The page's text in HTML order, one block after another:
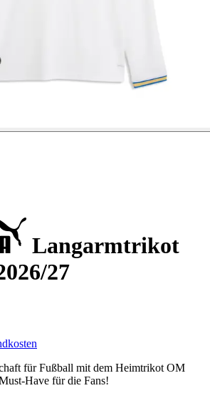
Langarmtrikot
27
für Fußball mit dem Heimtrikot OM
Have für die Fans!